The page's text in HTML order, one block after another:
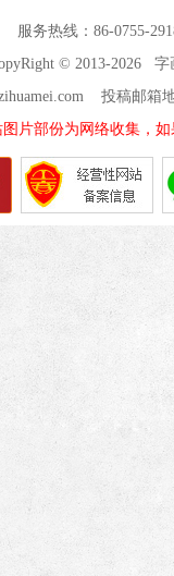
服务热线：86-0755-
© 2013-2026 字
投稿邮
片部份为网络收集，